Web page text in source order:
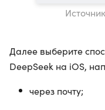
Далее выберите
DeepSeek на iOS,
через почту;